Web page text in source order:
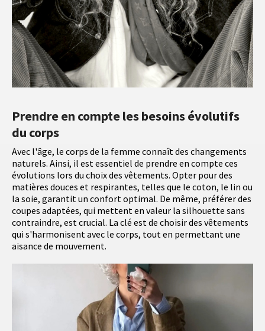
Prendre en compte les besoins évolutifs
du corps
Avec l'âge, le corps de la femme connaît des changements
naturels. Ainsi, il est essentiel de prendre en compte ces
évolutions lors du choix des vêtements. Opter pour des
matières douces et respirantes, telles que le coton, le lin ou
la soie, garantit un confort optimal. De même, préférer des
coupes adaptées, qui mettent en valeur la silhouette sans
contraindre, est crucial. La clé est de choisir des vêtements
qui s'harmonisent avec le corps, tout en permettant une
aisance de mouvement.